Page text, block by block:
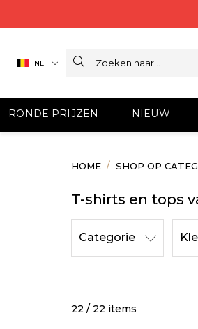
NL Search
RONDE PRIJZEN NIEUW
HOME SHOP OP
T-shirts en tops
Categorie
22 / 22 items